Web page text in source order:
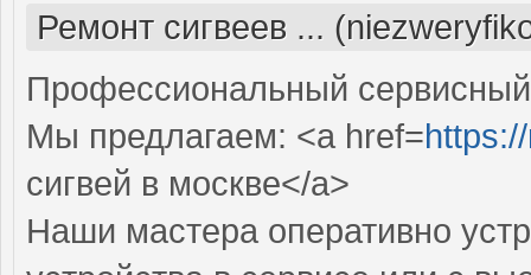
Ремонт сигвеев ...
Профессиональный
Мы предлагаем: <a href=
сигвей в москве</a>
Наши мастера оперативно